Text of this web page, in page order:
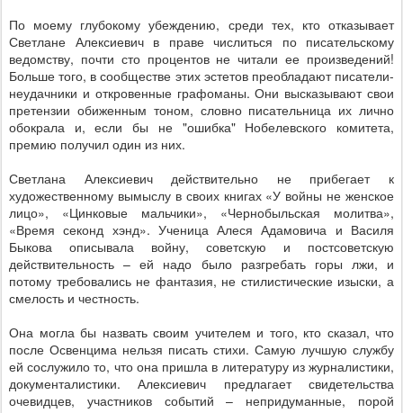
По моему глубокому убеждению, среди тех, кто отказывает
Светлане Алексиевич в праве числиться по писательскому
ведомству, почти сто процентов не читали ее произведений!
Больше того, в сообществе этих эстетов преобладают писатели-
неудачники и откровенные графоманы. Они высказывают свои
претензии обиженным тоном, словно писательница их лично
обокрала и, если бы не "ошибка" Нобелевского комитета,
премию получил один из них.
Светлана Алексиевич действительно не прибегает к
художественному вымыслу в своих книгах «У войны не женское
лицо», «Цинковые мальчики», «Чернобыльская молитва»,
«Время секонд хэнд». Ученица Алеся Адамовича и Василя
Быкова описывала войну, советскую и постсоветскую
действительность – ей надо было разгребать горы лжи, и
потому требовались не фантазия, не стилистические изыски, а
смелость и честность.
Она могла бы назвать своим учителем и того, кто сказал, что
после Освенцима нельзя писать стихи. Самую лучшую службу
ей сослужило то, что она пришла в литературу из журналистики,
документалистики. Алексиевич предлагает свидетельства
очевидцев, участников событий – непридуманные, порой